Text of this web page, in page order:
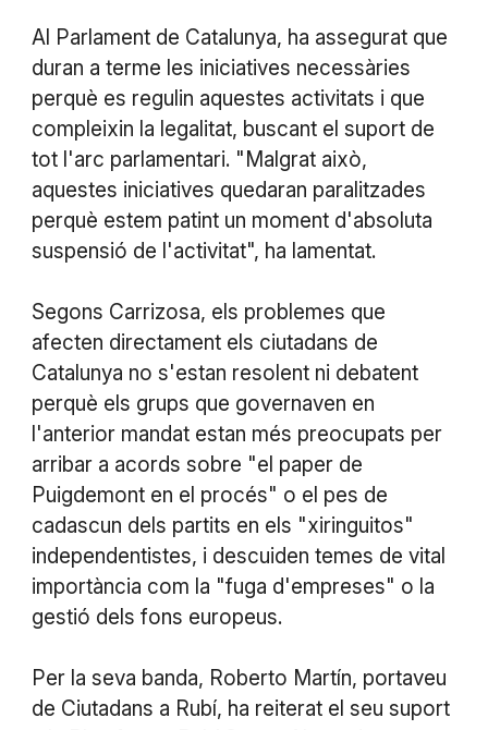
Al Parlament de Catalunya, ha assegurat que
duran a terme les iniciatives necessàries
perquè es regulin aquestes activitats i que
compleixin la legalitat, buscant el suport de
tot l'arc parlamentari. "Malgrat això,
aquestes iniciatives quedaran paralitzades
perquè estem patint un moment d'absoluta
suspensió de l'activitat", ha lamentat.
Segons Carrizosa, els problemes que
afecten directament els ciutadans de
Catalunya no s'estan resolent ni debatent
perquè els grups que governaven en
l'anterior mandat estan més preocupats per
arribar a acords sobre "el paper de
Puigdemont en el procés" o el pes de
cadascun dels partits en els "xiringuitos"
independentistes, i descuiden temes de vital
importància com la "fuga d'empreses" o la
gestió dels fons europeus.
Per la seva banda, Roberto Martín, portaveu
de Ciutadans a Rubí, ha reiterat el seu suport